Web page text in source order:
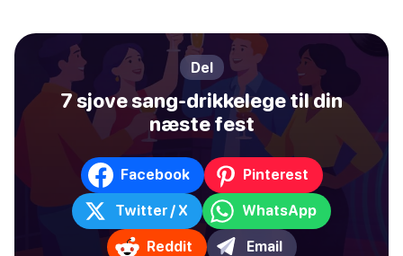
Del
7 sjove sang-drikkelege til din
næste fest
Facebook Pinterest
Twitter / X WhatsApp
Reddit Email